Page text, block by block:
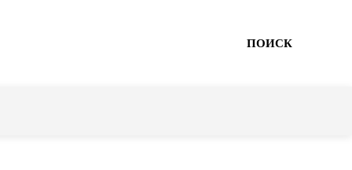
ПОИСК